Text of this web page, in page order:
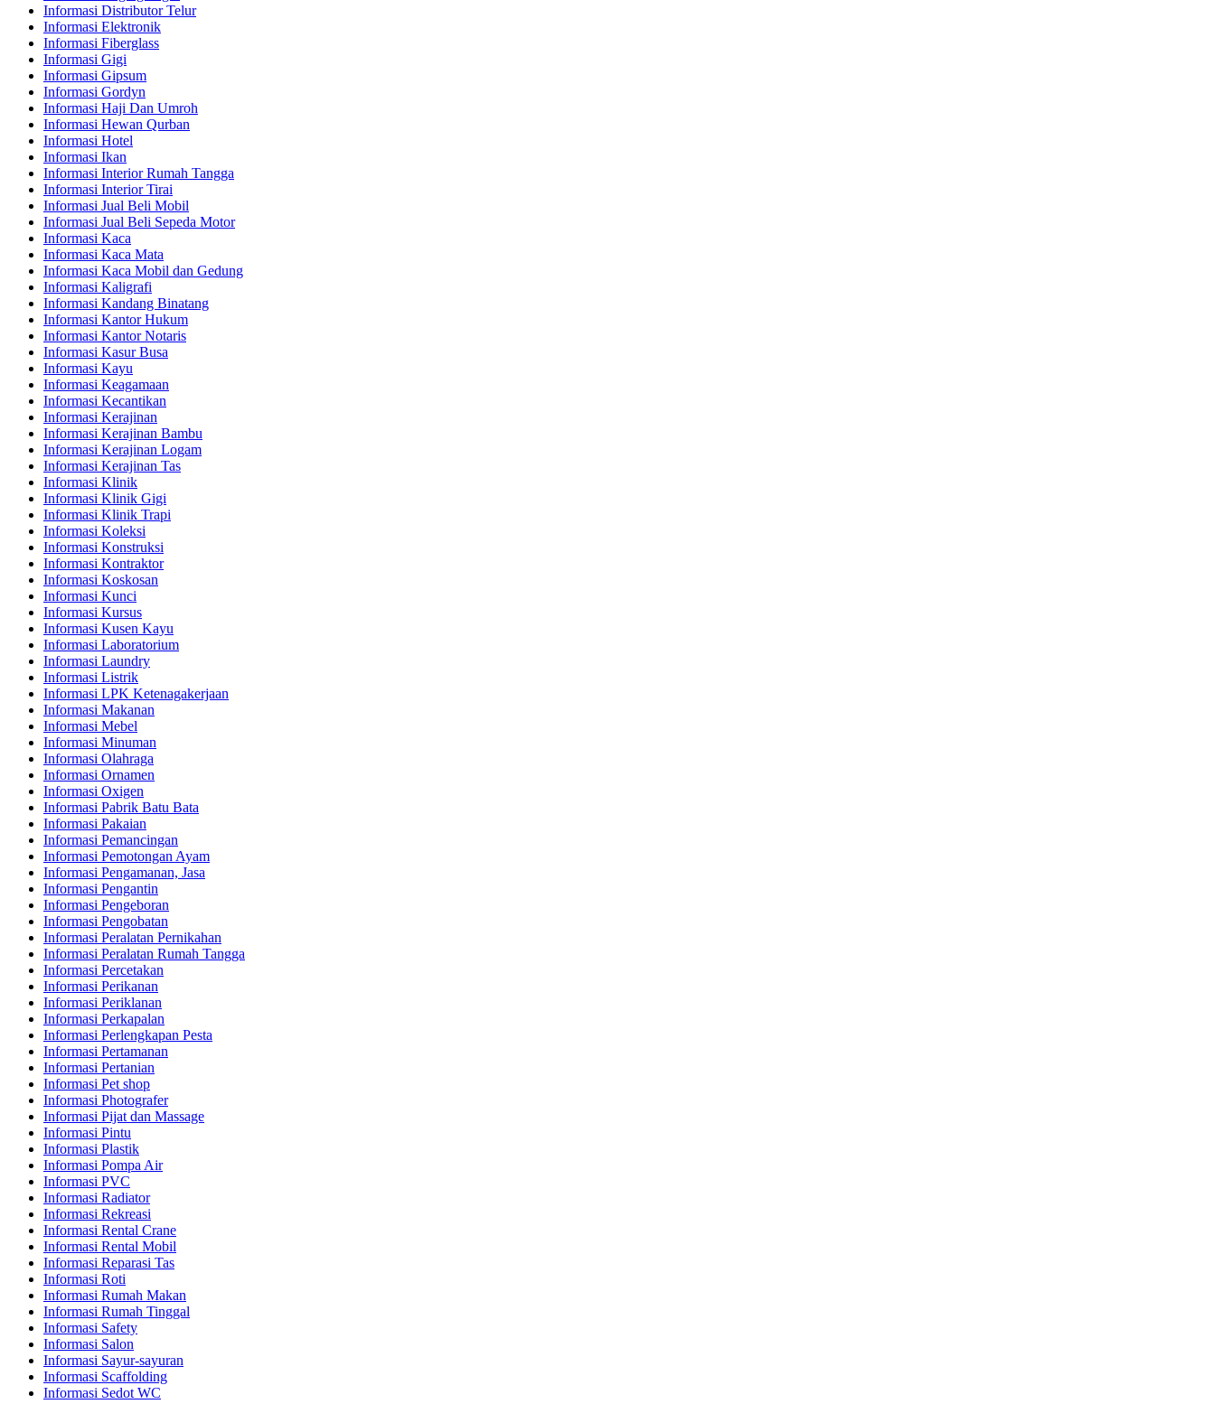
Informasi Distributor Telur
Informasi Elektronik
Informasi Fiberglass
Informasi Gigi
Informasi Gipsum
Informasi Gordyn
Informasi Haji Dan Umroh
Informasi Hewan Qurban
Informasi Hotel
Informasi Ikan
Informasi Interior Rumah Tangga
Informasi Interior Tirai
Informasi Jual Beli Mobil
Informasi Jual Beli Sepeda Motor
Informasi Kaca
Informasi Kaca Mata
Informasi Kaca Mobil dan Gedung
Informasi Kaligrafi
Informasi Kandang Binatang
Informasi Kantor Hukum
Informasi Kantor Notaris
Informasi Kasur Busa
Informasi Kayu
Informasi Keagamaan
Informasi Kecantikan
Informasi Kerajinan
Informasi Kerajinan Bambu
Informasi Kerajinan Logam
Informasi Kerajinan Tas
Informasi Klinik
Informasi Klinik Gigi
Informasi Klinik Trapi
Informasi Koleksi
Informasi Konstruksi
Informasi Kontraktor
Informasi Koskosan
Informasi Kunci
Informasi Kursus
Informasi Kusen Kayu
Informasi Laboratorium
Informasi Laundry
Informasi Listrik
Informasi LPK Ketenagakerjaan
Informasi Makanan
Informasi Mebel
Informasi Minuman
Informasi Olahraga
Informasi Ornamen
Informasi Oxigen
Informasi Pabrik Batu Bata
Informasi Pakaian
Informasi Pemancingan
Informasi Pemotongan Ayam
Informasi Pengamanan, Jasa
Informasi Pengantin
Informasi Pengeboran
Informasi Pengobatan
Informasi Peralatan Pernikahan
Informasi Peralatan Rumah Tangga
Informasi Percetakan
Informasi Perikanan
Informasi Periklanan
Informasi Perkapalan
Informasi Perlengkapan Pesta
Informasi Pertamanan
Informasi Pertanian
Informasi Pet shop
Informasi Photografer
Informasi Pijat dan Massage
Informasi Pintu
Informasi Plastik
Informasi Pompa Air
Informasi PVC
Informasi Radiator
Informasi Rekreasi
Informasi Rental Crane
Informasi Rental Mobil
Informasi Reparasi Tas
Informasi Roti
Informasi Rumah Makan
Informasi Rumah Tinggal
Informasi Safety
Informasi Salon
Informasi Sayur-sayuran
Informasi Scaffolding
Informasi Sedot WC